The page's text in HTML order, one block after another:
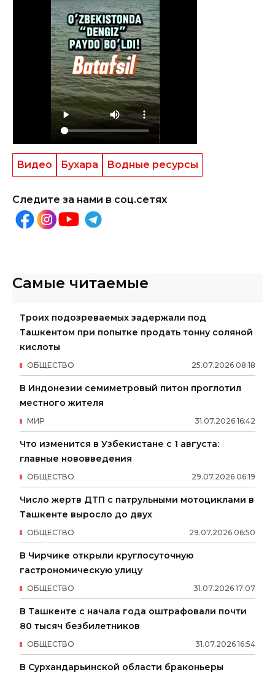
Видео Бухара Водные ресурсы
Следите за нами в соц.сетях
Самые читаемые
Троих подозреваемых задержали под
Ташкентом при попытке продать тонну соляной
кислоты
25.07.2026 08:18
ОБЩЕСТВО
В Индонезии семиметровый питон проглотил
местного жителя
31.07.2026 16:42
МИР
Что изменится в Узбекистане с 1 августа:
главные нововведения
29.07.2026 06:19
ОБЩЕСТВО
Число жертв ДТП с патрульными мотоциклами в
Ташкенте выросло до двух
29.07.2026 06:50
ОБЩЕСТВО
В Чирчике открыли круглосуточную
гастрономическую улицу
31.07.2026 17:07
ОБЩЕСТВО
В Ташкенте с начала года оштрафовали почти
80 тысяч безбилетников
31.07.2026 16:54
ОБЩЕСТВО
В Сурхандарьинской области браконьеры